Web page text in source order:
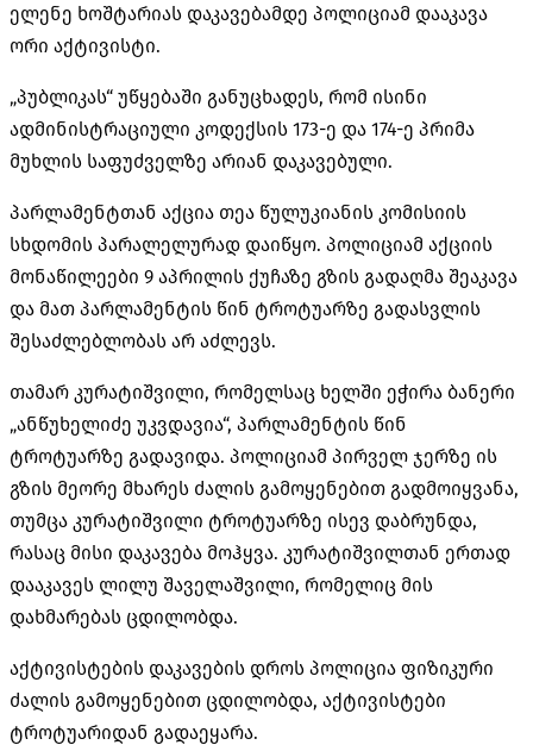
ელენე ხოშტარიას დაკავებამდე პოლიციამ დააკავა
ორი აქტივისტი.
„პუბლიკას“ უწყებაში განუცხადეს, რომ ისინი
ადმინისტრაციული კოდექსის 173-ე და 174-ე პრიმა
მუხლის საფუძველზე არიან დაკავებული.
პარლამენტთან აქცია თეა წულუკიანის კომისიის
სხდომის პარალელურად დაიწყო. პოლიციამ აქციის
მონაწილეები 9 აპრილის ქუჩაზე გზის გადაღმა შეაკავა
და მათ პარლამენტის წინ ტროტუარზე გადასვლის
შესაძლებლობას არ აძლევს.
თამარ კურატიშვილი, რომელსაც ხელში ეჭირა ბანერი
„ანწუხელიძე უკვდავია“, პარლამენტის წინ
ტროტუარზე გადავიდა. პოლიციამ პირველ ჯერზე ის
გზის მეორე მხარეს ძალის გამოყენებით გადმოიყვანა,
თუმცა კურატიშვილი ტროტუარზე ისევ დაბრუნდა,
რასაც მისი დაკავება მოჰყვა. კურატიშვილთან ერთად
დააკავეს ლილუ შაველაშვილი, რომელიც მის
დახმარებას ცდილობდა.
აქტივისტების დაკავების დროს პოლიცია ფიზიკური
ძალის გამოყენებით ცდილობდა, აქტივისტები
ტროტუარიდან გადაეყარა.